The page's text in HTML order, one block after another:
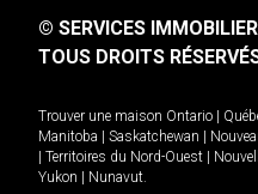
© SERVICES
TOUS DROITS
Trouver une maison Ontario
Manitoba
Saskatchewan
Territoires du Nord-Ouest
Yukon
Nunavut.